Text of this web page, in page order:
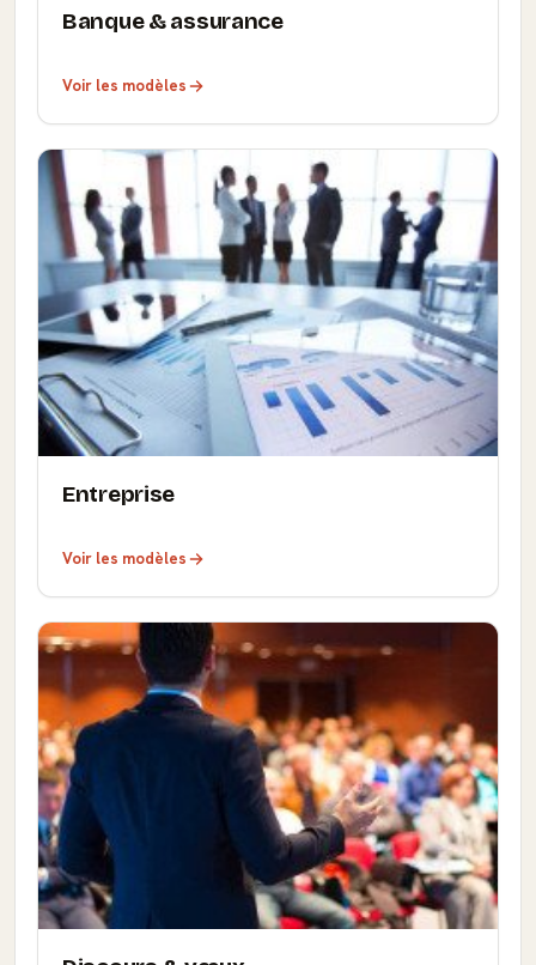
Banque & assurance
Voir les modèles
Entreprise
Voir les modèles